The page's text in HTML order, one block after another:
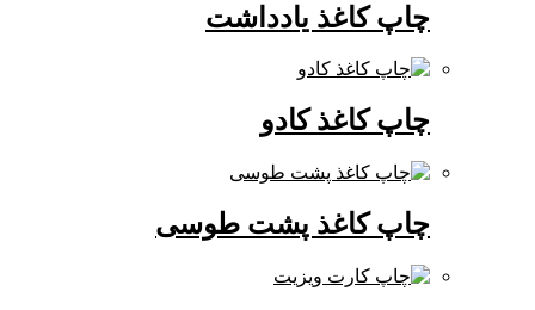
چاپ کاغذ یادداشت
چاپ کاغذ کادو
چاپ کاغذ پشت طوسی